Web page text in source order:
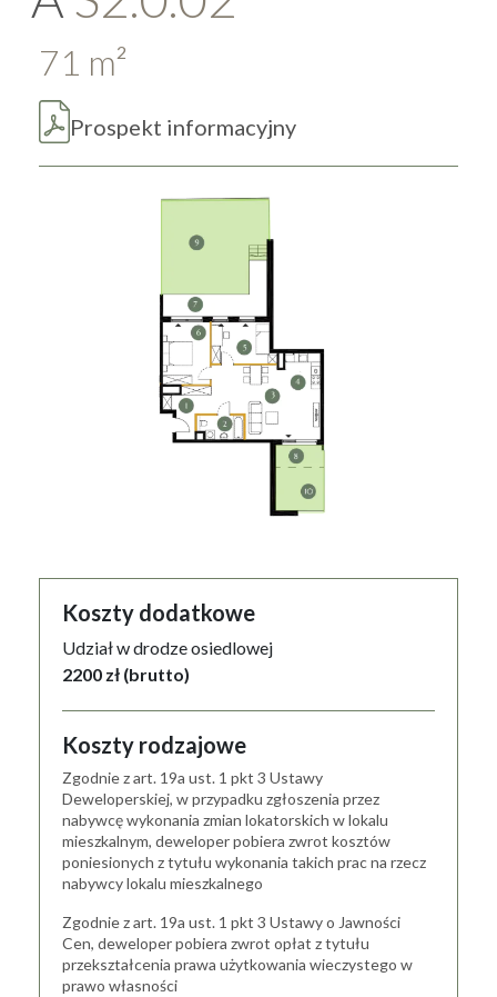
71 m2
Prospekt informacyjny
Koszty dodatkowe
Udział w drodze osiedlowej
2200 zł (brutto)
Koszty rodzajowe
Zgodnie z art. 19a ust. 1 pkt 3 Ustawy
Deweloperskiej, w przypadku zgłoszenia przez
nabywcę wykonania zmian lokatorskich w lokalu
mieszkalnym, deweloper pobiera zwrot kosztów
poniesionych z tytułu wykonania takich prac na rzecz
nabywcy lokalu mieszkalnego
Zgodnie z art. 19a ust. 1 pkt 3 Ustawy o Jawności
Cen, deweloper pobiera zwrot opłat z tytułu
przekształcenia prawa użytkowania wieczystego w
prawo własności